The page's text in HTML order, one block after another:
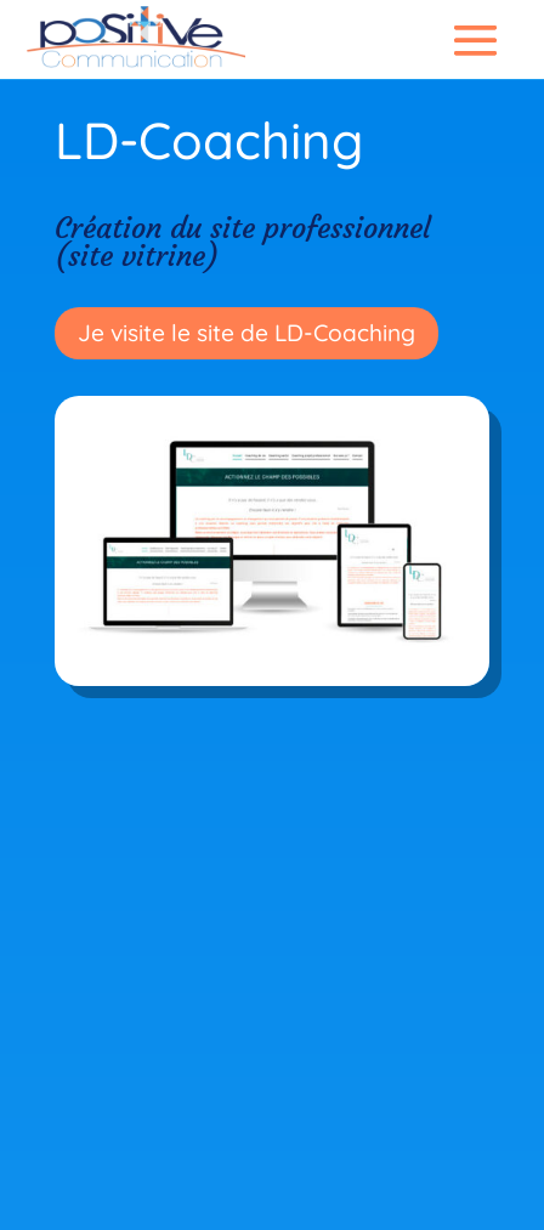
LD-Coaching
Création du site professionnel
(site vitrine)
Je visite le site de LD-Coaching